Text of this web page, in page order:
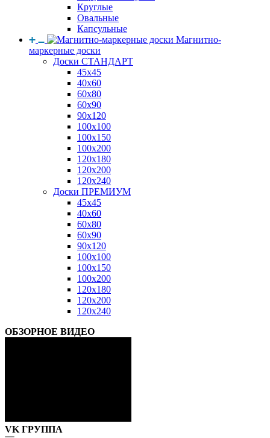
Круглые
Овальные
Капсульные
Магнитно-
маркерные доски
Доски СТАНДАРТ
45x45
40x60
60x80
60x90
90x120
100x100
100x150
100x200
120x180
120x200
120x240
Доски ПРЕМИУМ
45x45
40x60
60x80
60x90
90x120
100x100
100x150
100x200
120x180
120x200
120x240
ОБЗОРНОЕ ВИДЕО
VK ГРУППА